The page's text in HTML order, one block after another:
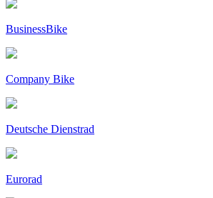
BusinessBike
Company Bike
Deutsche Dienstrad
Eurorad